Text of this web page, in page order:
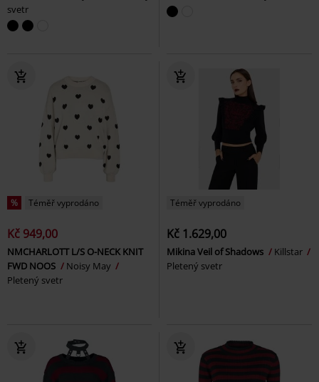
svetr
% Téměř vyprodáno
Kč 949,00
NMCHARLOTT L/S O-NECK KNIT
FWD NOOS
Noisy May
Pletený svetr
Téměř vyprodáno
Kč 1.629,00
Mikina Veil of Shadows
Killstar
Pletený svetr